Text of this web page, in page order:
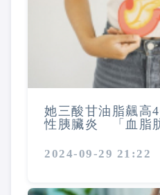
她三酸甘油脂飆高
性胰臟炎 「血脂
2024-09-29 21:22